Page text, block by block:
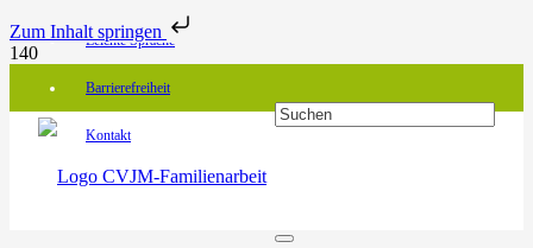
Zum Inhalt springen
Leichte Sprache
Barrierefreiheit
Kontakt